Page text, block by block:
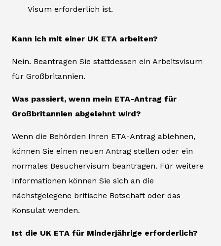
Visum erforderlich ist.
Kann ich mit einer UK ETA arbeiten?
Nein. Beantragen Sie stattdessen ein Arbeitsvisum
für Großbritannien.
Was passiert, wenn mein ETA-Antrag für
Großbritannien abgelehnt wird?
Wenn die Behörden Ihren ETA-Antrag ablehnen,
können Sie einen neuen Antrag stellen oder ein
normales Besuchervisum beantragen. Für weitere
Informationen können Sie sich an die
nächstgelegene britische Botschaft oder das
Konsulat wenden.
Ist die UK ETA für Minderjährige erforderlich?